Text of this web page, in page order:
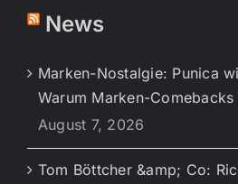
News
Marken-Nostalgie: Punica
Warum Marken-
August 7, 2026
Tom Böttcher &amp; Co: